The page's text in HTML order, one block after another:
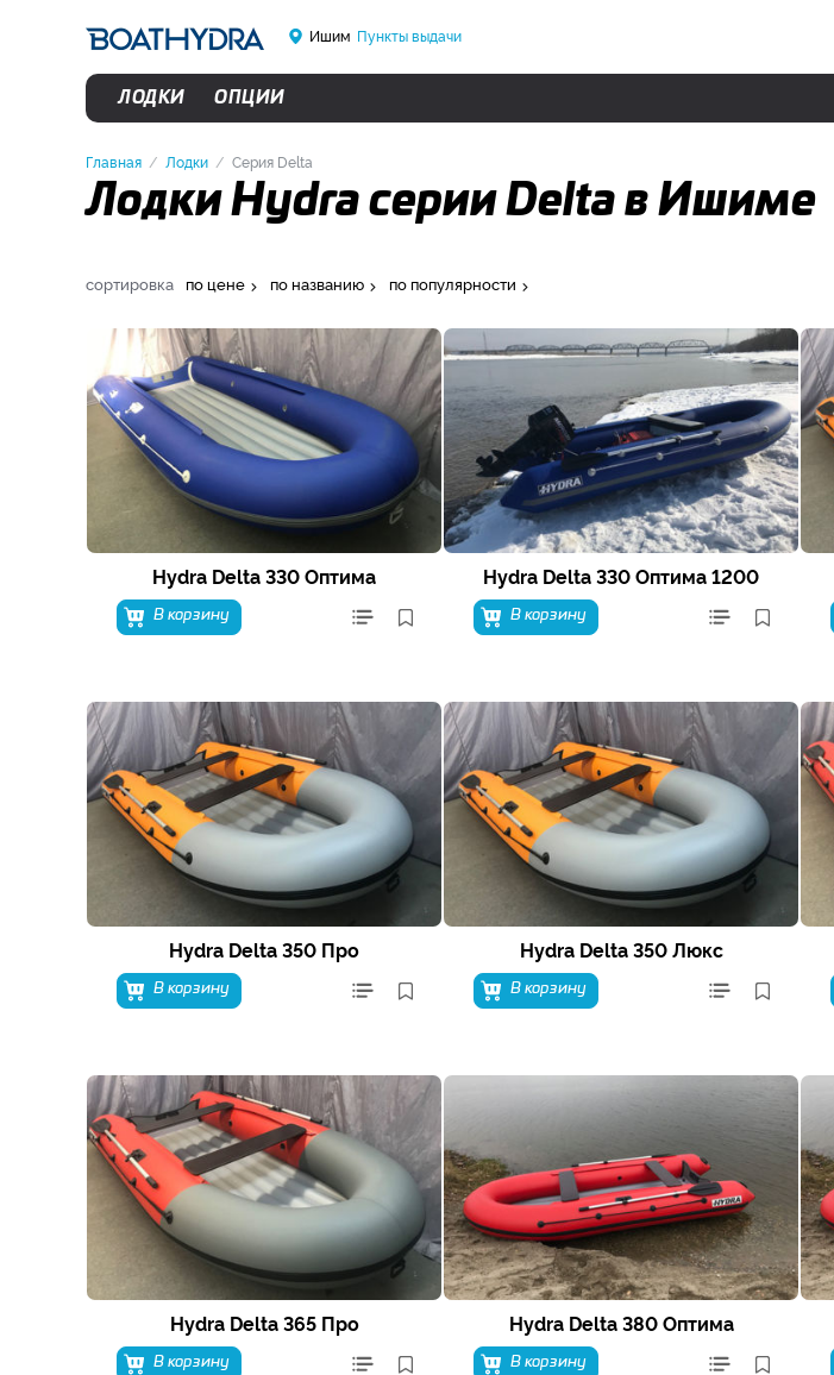
Ишим Пункты выдачи
ЛОДКИ ОПЦИИ
Главная Лодки Серия Delta
Лодки Hydra серии Delta в Ишиме
сортировка по цене по названию по популярности
Hydra Delta 330 Оптима
В корзину
Hydra Delta 330 Оптима 1200
В корзину
Hydra Delta 350 Про
В корзину
Hydra Delta 350 Люкс
В корзину
Hydra Delta 365 Про
В корзину
Hydra Delta 380 Оптима
В корзину